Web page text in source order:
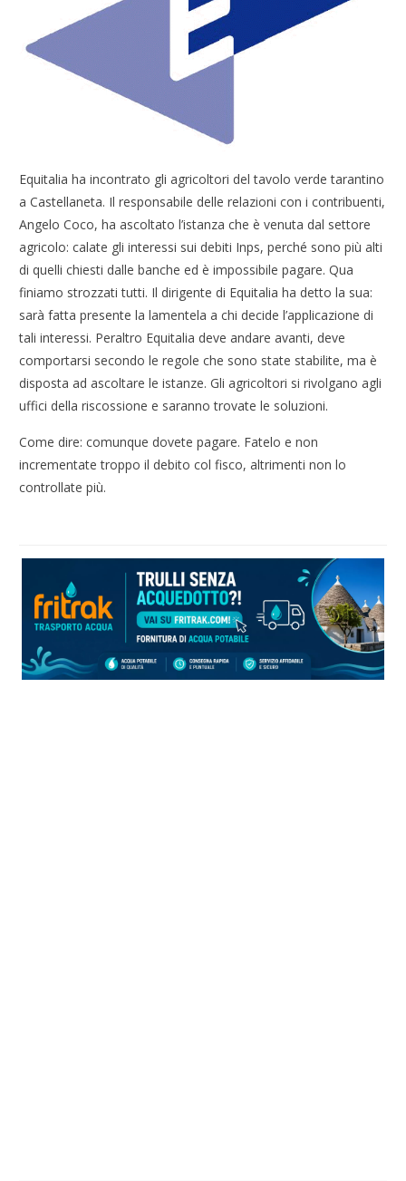
Equitalia ha incontrato gli agricoltori del tavolo verde tarantino
a Castellaneta. Il responsabile delle relazioni con i contribuenti,
Angelo Coco, ha ascoltato l’istanza che è venuta dal settore
agricolo: calate gli interessi sui debiti Inps, perché sono più alti
di quelli chiesti dalle banche ed è impossibile pagare. Qua
finiamo strozzati tutti. Il dirigente di Equitalia ha detto la sua:
sarà fatta presente la lamentela a chi decide l’applicazione di
tali interessi. Peraltro Equitalia deve andare avanti, deve
comportarsi secondo le regole che sono state stabilite, ma è
disposta ad ascoltare le istanze. Gli agricoltori si rivolgano agli
uffici della riscossione e saranno trovate le soluzioni.
Come dire: comunque dovete pagare. Fatelo e non
incrementate troppo il debito col fisco, altrimenti non lo
controllate più.